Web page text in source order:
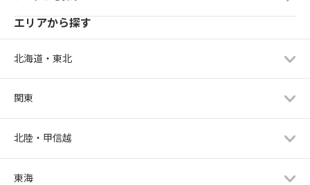
エリアから探す
北海道・東北
関東
北陸・甲信越
東海